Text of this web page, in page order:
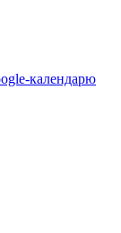
календарю